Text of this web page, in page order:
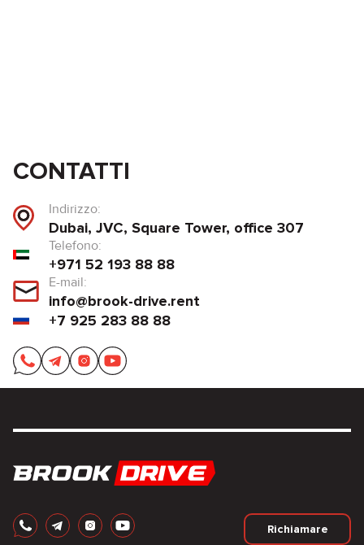
CONTATTI
Indirizzo:
Dubai, JVC, Square Tower, office 307
Telefono:
+971 52 193 88 88
E-mail:
info@brook-drive.rent
+7 925 283 88 88
Richiamare